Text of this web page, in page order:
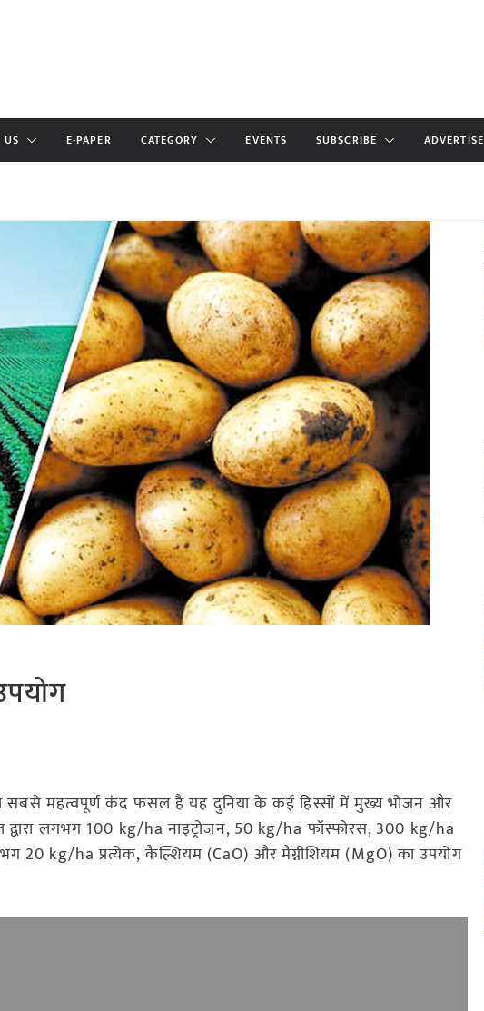
US E-PAPER CATEGORY EVENTS SUBSCRIBE ADVERTISE
सबसे महत्वपूर्ण कंद फसल है यह दुनिया के कई हिस्सों में मुख्य भोजन और
लगभग 100 kg/ha नाइट्रोजन, 50 kg/ha फॉस्फोरस, 300 kg/ha
20 kg/ha प्रत्येक, कैल्शियम (CaO) और मैग्नीशियम (MgO) का उपयोग